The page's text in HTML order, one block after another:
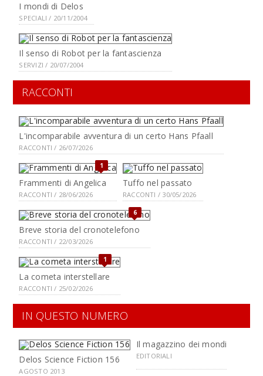
I mondi di Delos
SPECIALI / 20/11/2004
Il senso di Robot per la fantascienza
SERVIZI / 20/07/2004
RACCONTI
L'incomparabile avventura di un certo Hans Pfaall
RACCONTI / 26/07/2026
1
Frammenti di Angelica
RACCONTI / 28/06/2026
Tuffo nel passato
RACCONTI / 30/05/2026
6
Breve storia del cronotelefono
RACCONTI / 22/03/2026
1
La cometa interstellare
RACCONTI / 25/02/2026
IN QUESTO NUMERO
Delos Science Fiction 156
AGOSTO 2013
Il magazzino dei mondi
EDITORIALI